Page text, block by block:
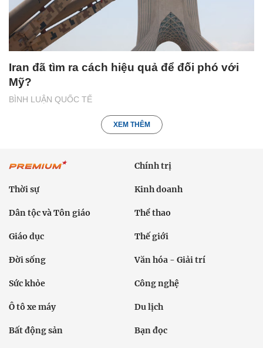
BÌNH LUẬN QUỐC TẾ
Iran đã tìm ra cách hiệu quả để đối phó với
Mỹ?
XEM THÊM
Chính trị
Thời sự Kinh doanh
Dân tộc và Tôn giáo Thể thao
Giáo dục Thế giới
Đời sống Văn hóa - Giải trí
Sức khỏe Công nghệ
Ô tô xe máy Du lịch
Bất động sản Bạn đọc